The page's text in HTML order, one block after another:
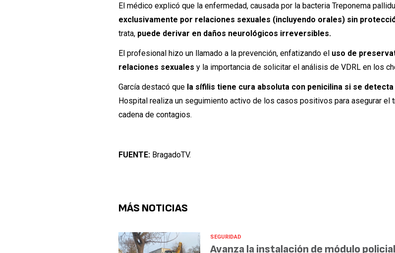
El médico explicó que la enfermedad, causada por la bacteria Treponema
exclusivamente por relaciones sexuales (incluyendo orales) sin
trata, puede derivar en daños neurológicos irreversibles.
El profesional hizo un llamado a la prevención, enfatizando el uso de
relaciones sexuales y la importancia de solicitar el análisis de VDRL en los
García destacó que la sífilis tiene cura absoluta con penicilina si se
Hospital realiza un seguimiento activo de los casos positivos para asegurar el
cadena de contagios.
FUENTE: BragadoTV.
MÁS NOTICIAS
SEGURIDAD
Avanza la instalación de módulo